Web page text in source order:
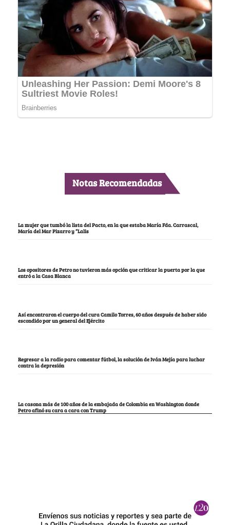
Notas Recomendadas
La mujer que tumbó la lista del Pacto, en la que estaba María Fda. Carrascal,
María del Mar Pizarro y “Lalis
Los opositores de Petro no tuvieron más opción que criticar la puerta por la que
entró a la Casa Blanca
Así encontraron el cuerpo del cura Camilo Torres, 60 años después de haber sido
escondido por un general del Ejército
Regresar a la radio para comentar fútbol, la solución de Iván Mejía para luchar
contra la depresión
La casona más de 100 años de la embajada de Colombia en Washington donde
Petro afinó su cara a cara con Trump